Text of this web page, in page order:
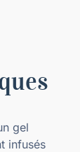
gel
infusés